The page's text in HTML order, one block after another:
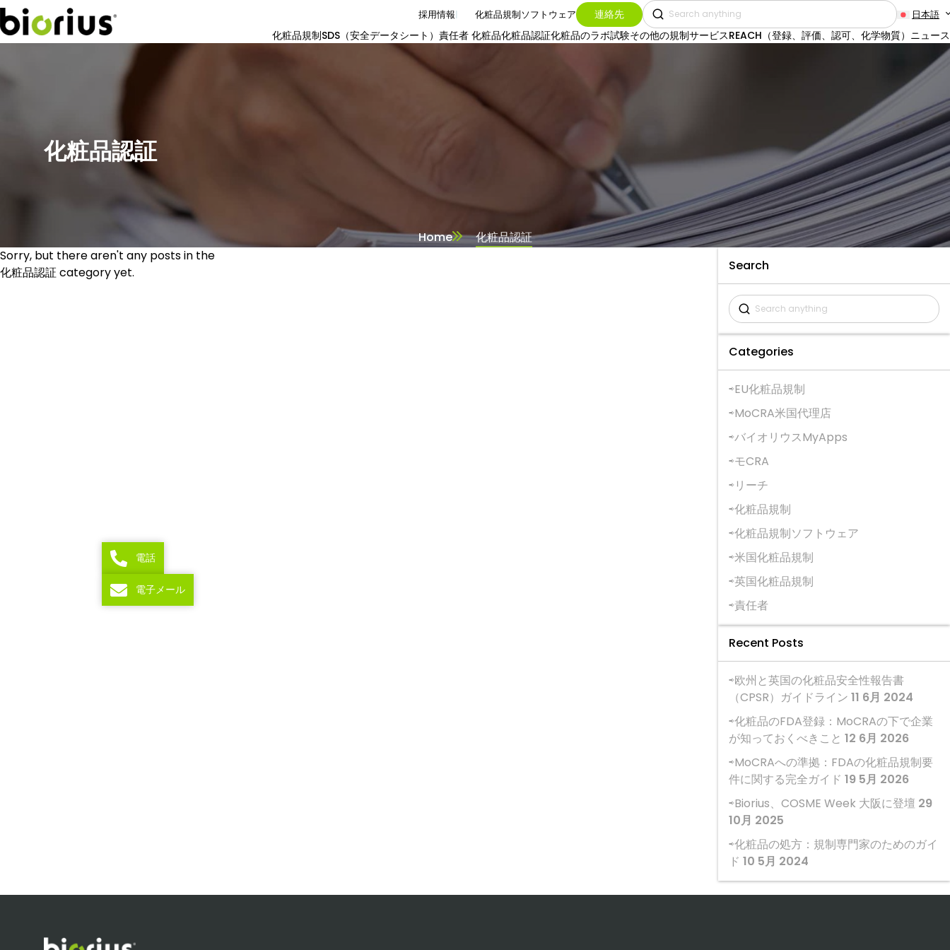
採用情報 化粧品規制ソフトウェア 連絡先 日本語
化粧品規制SDS（安全データシート） 責任者 化粧品化粧品認証化粧品のラボ試験その他の規制サービスREACH（登録、評価、認可、化学物質） ニュース
化粧品認証
Home
化粧品認証
Sorry, but there aren't any posts in the
化粧品認証 category yet.
Search
Categories
EU化粧品規制
MoCRA米国代理店
バイオリウスMyApps
モCRA
リーチ
化粧品規制
化粧品規制ソフトウェア
米国化粧品規制
英国化粧品規制
責任者
Recent Posts
欧州と英国の化粧品安全性報告書
（CPSR）ガイドライン 11 6月 2024
化粧品のFDA登録：MoCRAの下で企業
が知っておくべきこと 12 6月 2026
MoCRAへの準拠：FDAの化粧品規制要
件に関する完全ガイド 19 5月 2026
Biorius、COSME Week 大阪に登壇 29
10月 2025
化粧品の処方：規制専門家のためのガイ
ド 10 5月 2024
電話
電子メール